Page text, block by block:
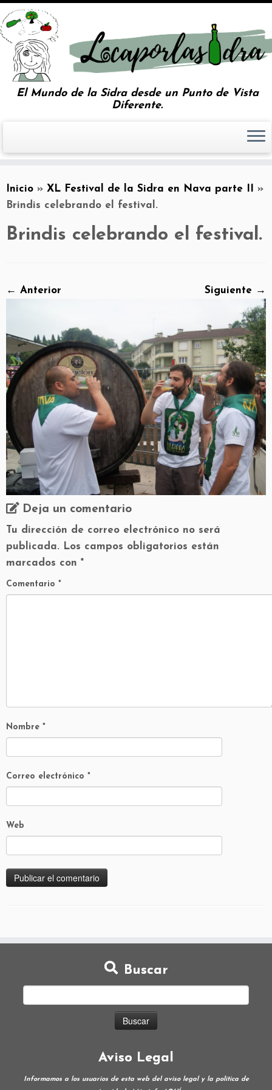
El Mundo de la Sidra desde un Punto de Vista
Diferente.
Inicio » XL Festival de la Sidra en Nava parte II
»
Brindis celebrando el festival.
Brindis celebrando el festival.
← Anterior Siguiente →
Deja un comentario
Tu dirección de correo electrónico no será
publicada. Los campos obligatorios están
marcados con *
Comentario *
Nombre *
Correo electrónico *
Web
Buscar
Aviso Legal
Informamos a los usuarios de esta web del aviso legal y la política de